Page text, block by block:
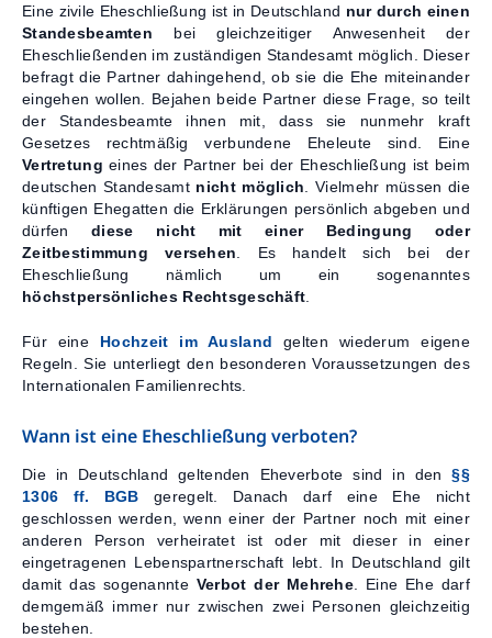
Eine zivile Eheschließung ist in Deutschland nur durch einen
Standesbeamten bei gleichzeitiger Anwesenheit der
Eheschließenden im zuständigen Standesamt möglich. Dieser
befragt die Partner dahingehend, ob sie die Ehe miteinander
eingehen wollen. Bejahen beide Partner diese Frage, so teilt
der Standesbeamte ihnen mit, dass sie nunmehr kraft
Gesetzes rechtmäßig verbundene Eheleute sind. Eine
Vertretung eines der Partner bei der Eheschließung ist beim
deutschen Standesamt nicht möglich . Vielmehr müssen die
künftigen Ehegatten die Erklärungen persönlich abgeben und
dürfendiese nicht mit einer Bedingung oder
Zeitbestimmung versehen . Es handelt sich bei der
Eheschließung nämlich um ein sogenanntes
höchstpersönliches Rechtsgeschäft
Für eine Hochzeit im Ausland gelten wiederum eigene
Regeln. Sie unterliegt den besonderen Voraussetzungen des
Internationalen Familienrechts.
Wann ist eine Eheschließung verboten?
Die in Deutschland geltenden Eheverbote sind in den§§
1306 ff. BGB geregelt. Danach darf eine Ehe nicht
geschlossen werden, wenn einer der Partner noch mit einer
anderen Person verheiratet ist oder mit dieser in einer
eingetragenen Lebenspartnerschaft lebt. In Deutschland gilt
damit das sogenannte Verbot der Mehrehe. Eine Ehe darf
demgemäß immer nur zwischen zwei Personen gleichzeitig
bestehen.